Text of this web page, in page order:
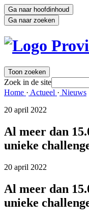
Ga naar hoofdinhoud
Ga naar zoeken
Toon zoeken
Zoek in de site
Home · Actueel · Nieuws
20 april 2022
Al meer dan
unieke
20 april 2022
Al meer dan
unieke